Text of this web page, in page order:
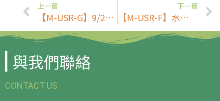
上一篇
【M-USR-G】9/23印度Sri Sri大學Rajita Kulkarni校長專題演講
下一篇
【M-USR-F】水沙連產業鏈結優惠活動工作坊
與我們聯絡
CONTACT US